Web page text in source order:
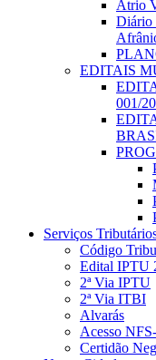
Átrio
Diário
EDITAIS
001/
Serviços
Código
Edital IPTU
2ª Via IPTU
2ª Via ITBI
Alvarás
Acesso
Certidão